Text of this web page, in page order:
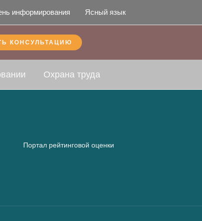
информирования Ясный язык
КОНСУЛЬТАЦИЮ
Охрана труда
Портал рейтинговой оценки